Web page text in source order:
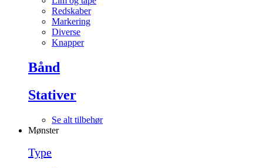
Redskaber
Markering
Diverse
Knapper
Bånd
Stativer
Se alt tilbehør
Mønster
Type